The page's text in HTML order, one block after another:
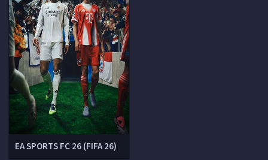
EA SPORTS FC 26 (FIFA 26)